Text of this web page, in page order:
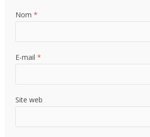
Nom*
E-mail*
Site web